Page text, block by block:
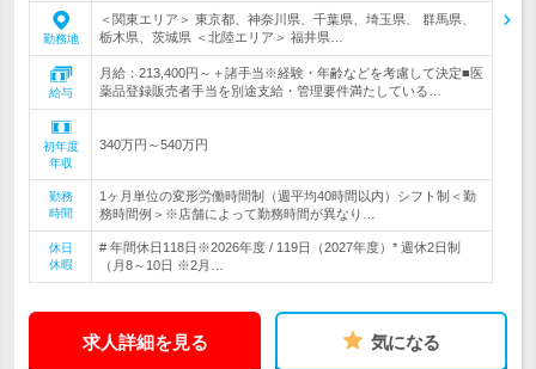
勤務地
＜関東エリア＞ 東京都、神奈川県、千葉県、埼玉県、 群馬県、
栃木県、茨城県 ＜北陸エリア＞ 福井県…
給与
月給：213,400円～＋諸手当※経験・年齢などを考慮して決定■医
薬品登録販売者手当を別途支給・管理要件満たしている…
初年度
年収
340万円～540万円
勤務
時間
1ヶ月単位の変形労働時間制（週平均40時間以内）シフト制＜勤
務時間例＞※店舗によって勤務時間が異なり…
休日
休暇
# 年間休日118日※2026年度 / 119日（2027年度）* 週休2日制
（月8～10日 ※2月…
求人詳細を見る 気になる